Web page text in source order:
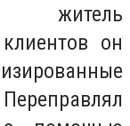
житель
он